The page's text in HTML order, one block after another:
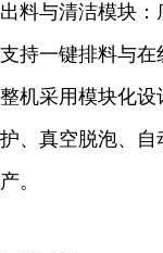
出料与清洁模块：
支持一键排料与在
整机采用模块化
护、真空脱泡、自
产。